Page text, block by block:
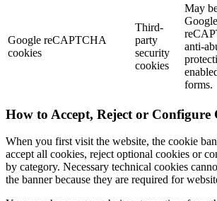
Google reCAPTCHA
cookies
Third-
party
security
cookies
May
Google
anti-
forms.
How to Accept, Reject or Configure
When you first visit the website, the cookie
accept all cookies, reject optional cookies or
by category. Necessary technical cookies
the banner because they are required for